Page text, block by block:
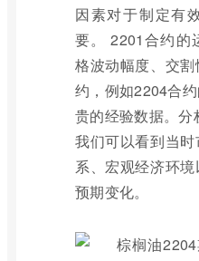
因素对于制定有
要。 2201合约的
格波动幅度、交
约，例如2204合
贵的经验数据。分
我们可以看到当
系、宏观经济环
预期变化。